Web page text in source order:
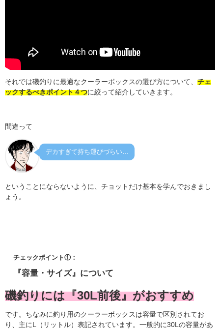
それでは磯釣りに最適なクーラーボックスの選び方について、 チェ
ックするべきポイント４つに絞って紹介していきます。
間違って
デカすぎて持ち運びづらい…
ということにならないように、チョットだけ基本を学んでおきまし
ょう。
チェックポイント①：
『容量・サイズ』について
磯釣りには『30L前後』がおすすめ
です。ちなみに釣り用のクーラーボックスは容量で区別されてお
り、主にL（リットル）表記されています。一般的に30Lの容量があ